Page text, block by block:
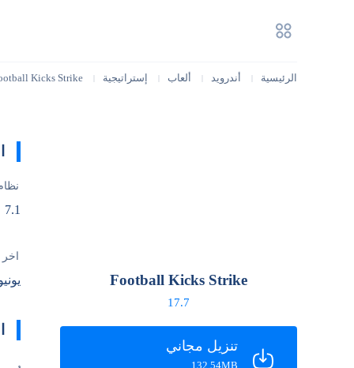
الرئيسية أندرويد ألعاب إستراتيجية Kicks Strike
Football Kicks Strike
17.7
تنزيل مجاني
132.54MB
7.1
يونيو 16,